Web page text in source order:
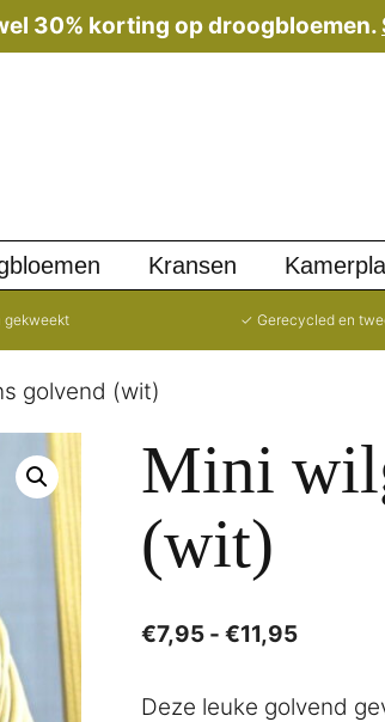
30% korting op droogbloemen.
Kransen
gekweekt ✓ Gerecycled en
golvend (wit)
Mini
(wit)
€7,95 - €11,95
tot
Deze leuke golvend